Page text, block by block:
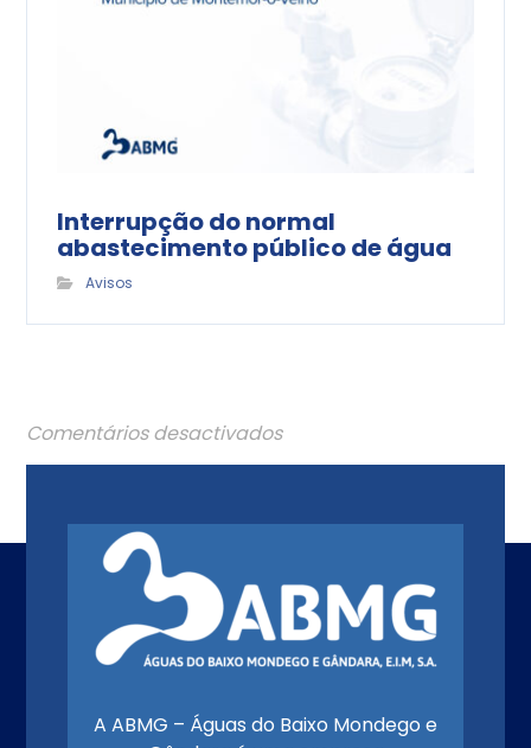
Interrupção do normal
abastecimento público de água
Avisos
Comentários desactivados
A ABMG – Águas do Baixo Mondego e